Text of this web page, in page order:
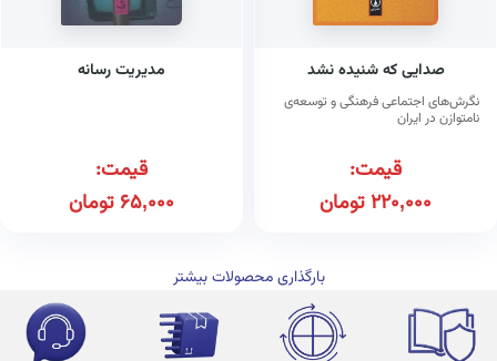
صدایی که شنیده نشد
نگرش‌های اجتماعی فرهنگی و توسعه‌ی
نامتوازن در ایران
قیمت:
220,000تومان
مدیریت رسانه
قیمت:
65,000 تومان
بارگذاری محصولات بیشتر